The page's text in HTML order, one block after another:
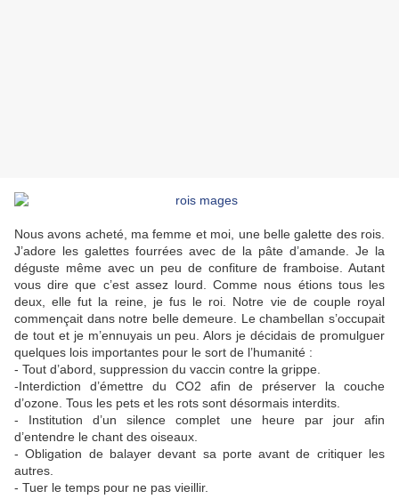
Nous avons acheté, ma femme et moi, une belle galette des rois.
J’adore les galettes fourrées avec de la pâte d’amande. Je la
déguste même avec un peu de confiture de framboise. Autant
vous dire que c’est assez lourd. Comme nous étions tous les
deux, elle fut la reine, je fus le roi. Notre vie de couple royal
commençait dans notre belle demeure. Le chambellan s’occupait
de tout et je m’ennuyais un peu. Alors je décidais de promulguer
quelques lois importantes pour le sort de l’humanité :
- Tout d’abord, suppression du vaccin contre la grippe.
-Interdiction d’émettre du CO2 afin de préserver la couche
d’ozone. Tous les pets et les rots sont désormais interdits.
- Institution d’un silence complet une heure par jour afin
d’entendre le chant des oiseaux.
- Obligation de balayer devant sa porte avant de critiquer les
autres.
- Tuer le temps pour ne pas vieillir.